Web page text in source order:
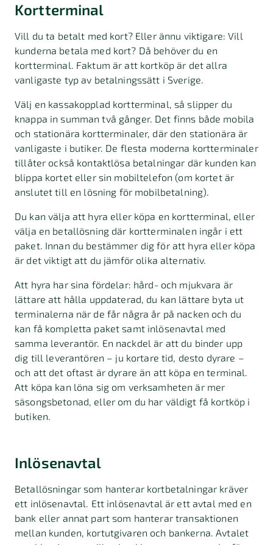
Kortterminal
Vill du ta betalt med kort? Eller ännu viktigare: Vill
kunderna betala med kort? Då behöver du en
kortterminal. Faktum är att kortköp är det allra
vanligaste typ av betalningssätt i Sverige.
Välj en kassakopplad kortterminal, så slipper du
knappa in summan två gånger. Det finns både mobila
och stationära kortterminaler, där den stationära är
vanligaste i butiker. De flesta moderna kortterminaler
tillåter också kontaktlösa betalningar där kunden kan
blippa kortet eller sin mobiltelefon (om kortet är
anslutet till en lösning för mobilbetalning).
Du kan välja att hyra eller köpa en kortterminal, eller
välja en betallösning där kortterminalen ingår i ett
paket. Innan du bestämmer dig för att hyra eller köpa
är det viktigt att du jämför olika alternativ.
Att hyra har sina fördelar: hård- och mjukvara är
lättare att hålla uppdaterad, du kan lättare byta ut
terminalerna när de får några år på nacken och du
kan få kompletta paket samt inlösenavtal med
samma leverantör. En nackdel är att du binder upp
dig till leverantören – ju kortare tid, desto dyrare –
och att det oftast är dyrare än att köpa en terminal.
Att köpa kan löna sig om verksamheten är mer
säsongsbetonad, eller om du har väldigt få kortköp i
butiken.
Inlösenavtal
Betallösningar som hanterar kortbetalningar kräver
ett inlösenavtal. Ett inlösenavtal är ett avtal med en
bank eller annat part som hanterar transaktionen
mellan kunden, kortutgivaren och bankerna. Avtalet